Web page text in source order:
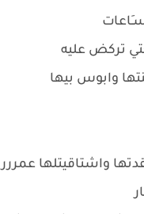
تركض عليه
وابوس بيها
عمررري